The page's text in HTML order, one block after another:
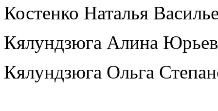
Костенко Наталья
Кялундзюга Алина
Кялундзюга Ольга